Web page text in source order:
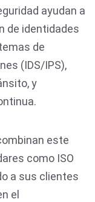
ayudan a
de identidades
de
(IDS/IPS),
y
este
como ISO
a sus clientes
el